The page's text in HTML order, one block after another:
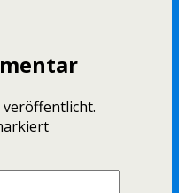
veröffentlicht.